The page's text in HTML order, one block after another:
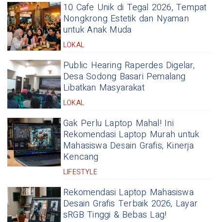
10 Cafe Unik di Tegal 2026, Tempat
Nongkrong Estetik dan Nyaman
untuk Anak Muda
LOKAL
Public Hearing Raperdes Digelar,
Desa Sodong Basari Pemalang
Libatkan Masyarakat
LOKAL
Gak Perlu Laptop Mahal! Ini
Rekomendasi Laptop Murah untuk
Mahasiswa Desain Grafis, Kinerja
Kencang
LIFESTYLE
Rekomendasi Laptop Mahasiswa
Desain Grafis Terbaik 2026, Layar
sRGB Tinggi & Bebas Lag!